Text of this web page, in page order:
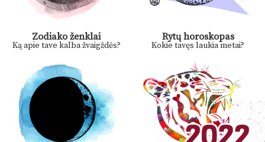
Zodiako ženklai
Ką apie tave kalba žvaigždės?
Rytų horoskopas
Kokie tavęs laukia metai?